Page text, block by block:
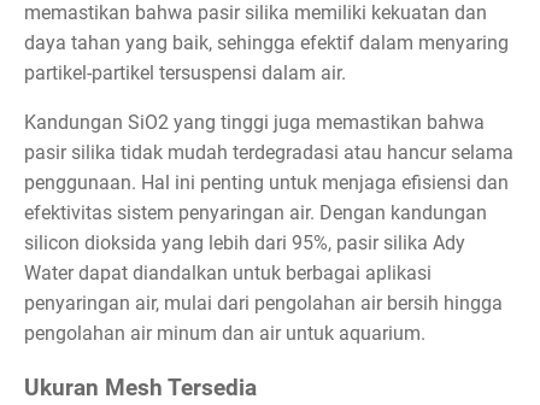
memastikan bahwa pasir silika memiliki kekuatan dan
daya tahan yang baik, sehingga efektif dalam menyaring
partikel-partikel tersuspensi dalam air.
Kandungan SiO2 yang tinggi juga memastikan bahwa
pasir silika tidak mudah terdegradasi atau hancur selama
penggunaan. Hal ini penting untuk menjaga efisiensi dan
efektivitas sistem penyaringan air. Dengan kandungan
silicon dioksida yang lebih dari 95%, pasir silika Ady
Water dapat diandalkan untuk berbagai aplikasi
penyaringan air, mulai dari pengolahan air bersih hingga
pengolahan air minum dan air untuk aquarium.
Ukuran Mesh Tersedia